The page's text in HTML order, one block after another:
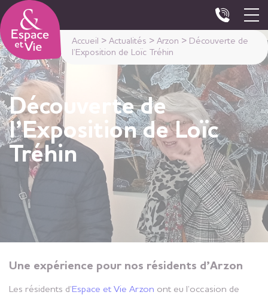
Accueil > Actualités > Arzon > Découverte de
l’Exposition de Loïc Tréhin
Découverte de
l’Exposition de Loïc
Tréhin
Une expérience pour nos résidents d’Arzon
Les résidents d’Espace et Vie Arzon ont eu l’occasion de
Panneau de gestion des cookies